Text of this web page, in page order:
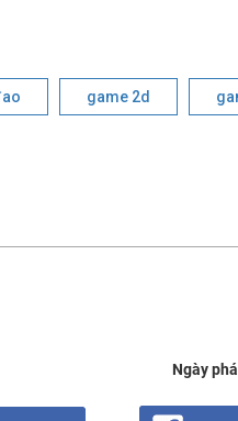
game 2d
Ngày